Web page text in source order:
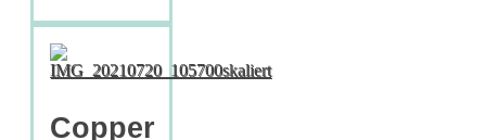
Copper